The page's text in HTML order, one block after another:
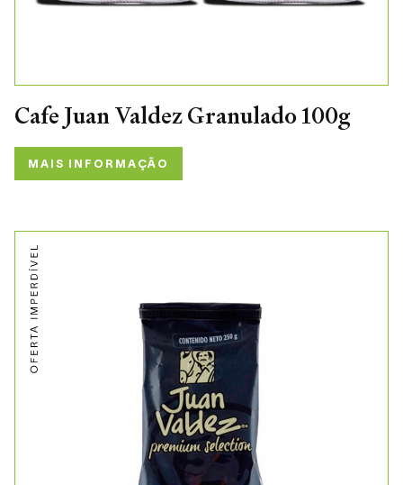
Cafe Juan Valdez Granulado 100g
MAIS INFORMAÇÃO